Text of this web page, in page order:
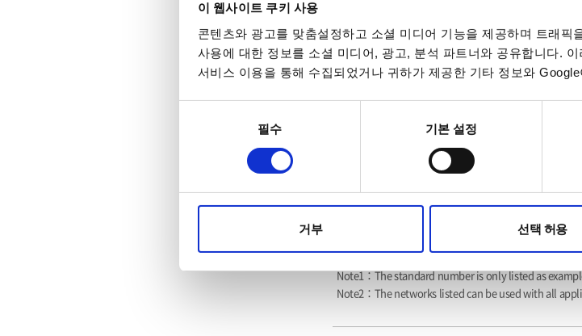
이 웹사이트 쿠키 사용
콘텐츠와 광고를 맞춤설정하고 소셜 미디어 기능을 제공하며 트래픽
사용에 대한 정보를 소셜 미디어, 광고, 분석 파트너와 공유합니다.
서비스 이용을 통해 수집되었거나 귀하가 제공한 기타 정보와
필수 기본 설정
거부 선택 허용
defined setting.
Measurement Network (MD)
Note1：The standard number is only listed as
Note2：The networks listed can be used with all